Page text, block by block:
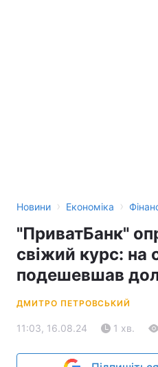
Новини › Економіка ›
"ПриватБанк"
свіжий курс: на
подешевшав
ДМИТРО ПЕТРОВСЬКИЙ
11:03, 16.08.24 1 хв.